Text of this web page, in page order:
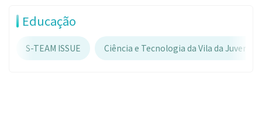
Educação
S-TEAM ISSUE Ciência e Tecnologia da Vila da